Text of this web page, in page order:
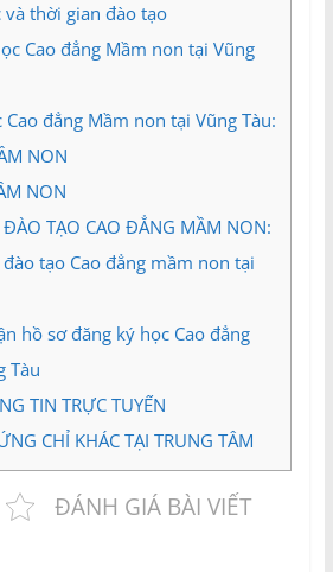
và thời gian đào tạo
Cao đẳng Mầm non tại Vũng
đẳng Mầm non tại Vũng Tàu:
NON
NON
ĐÀO TẠO CAO ĐẲNG MẦM NON:
tạo Cao đẳng mầm non tại
hồ sơ đăng ký học Cao đẳng
Tàu
TIN TRỰC TUYẾN
CHỈ KHÁC TẠI TRUNG TÂM
ĐÁNH GIÁ BÀI VIẾT